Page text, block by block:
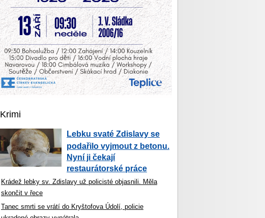
Krimi
Lebku svaté Zdislavy se
podařilo vyjmout z betonu.
Nyní ji čekají
restaurátorské práce
Krádež lebky sv. Zdislavy už policisté objasnili. Měla
skončit v řece
Tanec smrti se vrátí do Kryštofova Údolí, policie